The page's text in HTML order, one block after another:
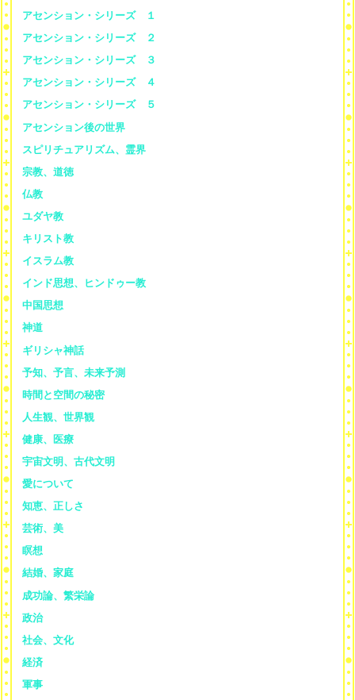
アセンション・シリーズ １
アセンション・シリーズ ２
アセンション・シリーズ ３
アセンション・シリーズ ４
アセンション・シリーズ ５
アセンション後の世界
スピリチュアリズム、霊界
宗教、道徳
仏教
ユダヤ教
キリスト教
イスラム教
インド思想、ヒンドゥー教
中国思想
神道
ギリシャ神話
予知、予言、未来予測
時間と空間の秘密
人生観、世界観
健康、医療
宇宙文明、古代文明
愛について
知恵、正しさ
芸術、美
瞑想
結婚、家庭
成功論、繁栄論
政治
社会、文化
経済
軍事